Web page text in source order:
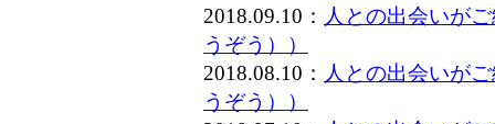
2018.09.10： 人との出会いが
うぞう））
2018.08.10： 人との出会いが
うぞう））